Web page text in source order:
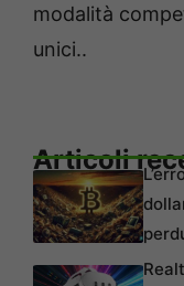
modalità
unici..
Articoli